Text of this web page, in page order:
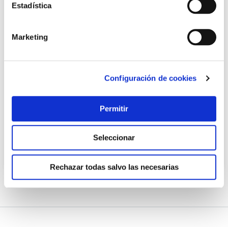
Estadística
Marketing
Configuración de cookies
Permitir
Seleccionar
Rechazar todas salvo las necesarias
Recogehojas de superficie con mango de aluminio de 122
cm gre
Gre
7,95 €
Añadir al carrito